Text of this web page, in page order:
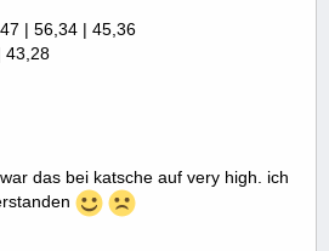
| 56,34 | 45,36
43,28
das bei katsche auf very high. ich